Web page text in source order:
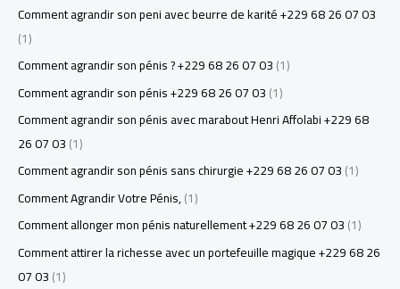
Comment agrandir son peni avec beurre de karité +229 68 26 07 03
(1)
Comment agrandir son pénis ? +229 68 26 07 03(1)
Comment agrandir son pénis +229 68 26 07 03(1)
Comment agrandir son pénis avec marabout Henri Affolabi +229 68
26 07 03(1)
Comment agrandir son pénis sans chirurgie +229 68 26 07 03(1)
Comment Agrandir Votre Pénis,(1)
Comment allonger mon pénis naturellement +229 68 26 07 03(1)
Comment attirer la richesse avec un portefeuille magique +229 68 26
07 03(1)